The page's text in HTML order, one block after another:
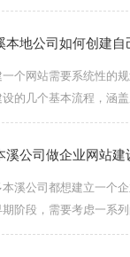
数据驱动决策等前沿技
苛。在此背景下，一批
新兴黑马企业强
本地公司如何创建
一个网站需要系统性的
设的几个基本流程，涵
完整周期：1. 明确网站
、目标用户群体及核心
统、互动沟通）。需求
页
溪公司做企业网站
作？
本溪公司都想建立一个
期阶段，需要考虑一系
如前期做好网站架建的